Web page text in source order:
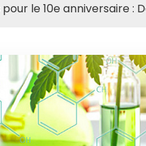
le 10e anniversaire :